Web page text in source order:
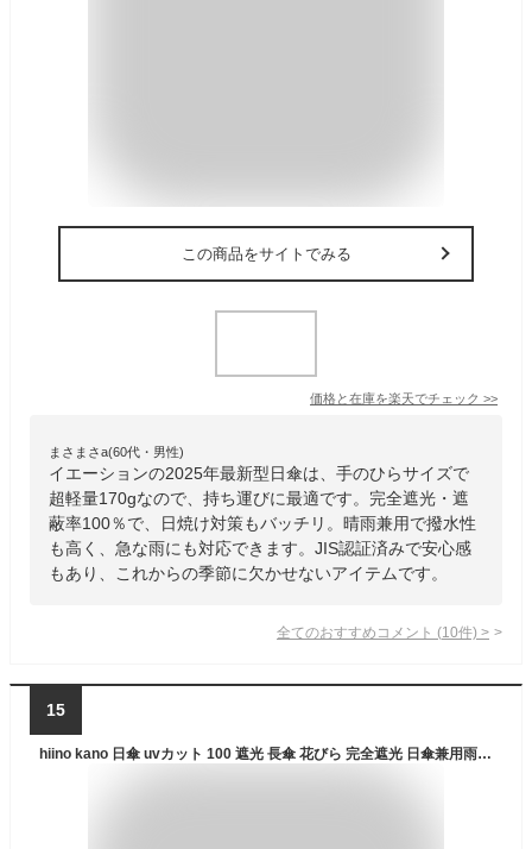
この商品をサイトでみる
価格と在庫を楽天でチェック >>
まさまさa(60代・男性)
イエーションの2025年最新型日傘は、手のひらサイズで
超軽量170gなので、持ち運びに最適です。完全遮光・遮
蔽率100％で、日焼け対策もバッチリ。晴雨兼用で撥水性
も高く、急な雨にも対応できます。JIS認証済みで安心感
もあり、これからの季節に欠かせないアイテムです。
全てのおすすめコメント (10件) >
15
hiino kano 日傘 uvカット 100 遮光 長傘 花びら 完全遮光 日傘兼用雨傘 レディース 5級撥水 超軽量 約250g 晴雨兼用 遮熱 丈夫 かわいい 母の日 プレゼント バンブー 持ち手 親骨50cm (モカ)